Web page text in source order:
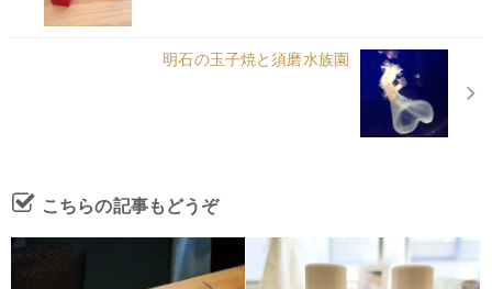
明石の玉子焼と須磨水族園
こちらの記事もどうぞ